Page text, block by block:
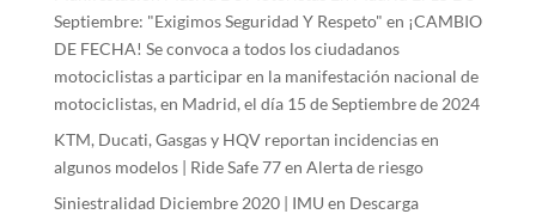
Septiembre: "Exigimos Seguridad Y Respeto" en ¡CAMBIO
DE FECHA! Se convoca a todos los ciudadanos
motociclistas a participar en la manifestación nacional de
motociclistas, en Madrid, el día 15 de Septiembre de 2024
KTM, Ducati, Gasgas y HQV reportan incidencias en
algunos modelos | Ride Safe 77en Alerta de riesgo
Siniestralidad Diciembre 2020 | IMU en Descarga